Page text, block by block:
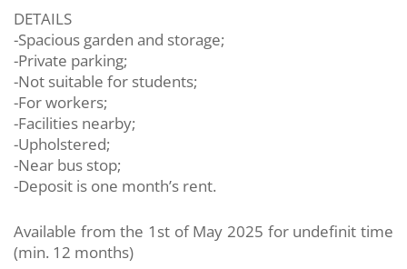
DETAILS
-Spacious garden and storage;
-Private parking;
-Not suitable for students;
-For workers;
-Facilities nearby;
-Upholstered;
-Near bus stop;
-Deposit is one month’s rent.
Available from the 1st of May 2025 for undefinit time
(min. 12 months)